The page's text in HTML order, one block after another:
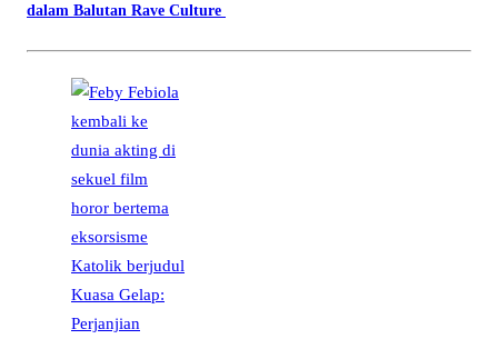
dalam Balutan Rave Culture